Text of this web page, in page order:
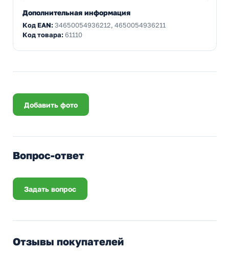
Дополнительная информация
Код EAN:34650054936212, 4650054936211
Код товара:61110
Добавить фото
Вопрос-ответ
Задать вопрос
Отзывы покупателей